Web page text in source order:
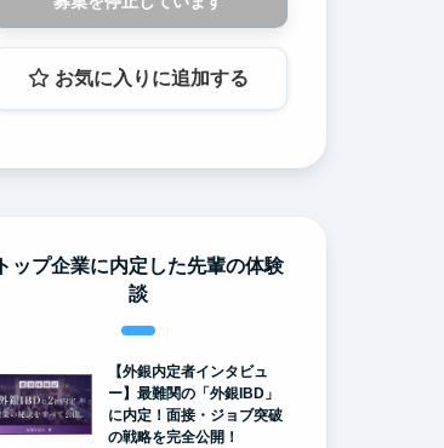
お気に入りに追加する
トップ企業に内定した先輩の体験
談
【外銀内定者インタビュ
ー】最難関の「外銀IBD」
に内定！面接・ジョブ突破
の戦略を完全公開！